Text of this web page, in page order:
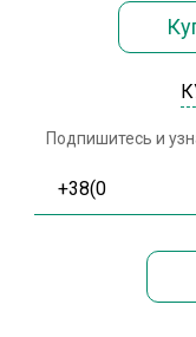
Подпишитесь и